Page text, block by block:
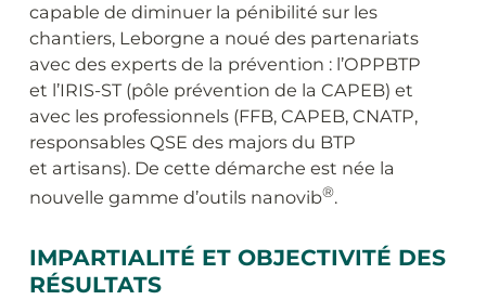
capable de diminuer la pénibilité sur les
chantiers, Leborgne a noué des partenariats
avec des experts de la prévention : l’OPPBTP
et l’IRIS-ST (pôle prévention de la CAPEB) et
avec les professionnels (FFB, CAPEB, CNATP,
responsables QSE des majors du BTP
et artisans). De cette démarche est née la
nouvelle gamme d’outils nanovib®.
IMPARTIALITÉ ET OBJECTIVITÉ DES
RÉSULTATS